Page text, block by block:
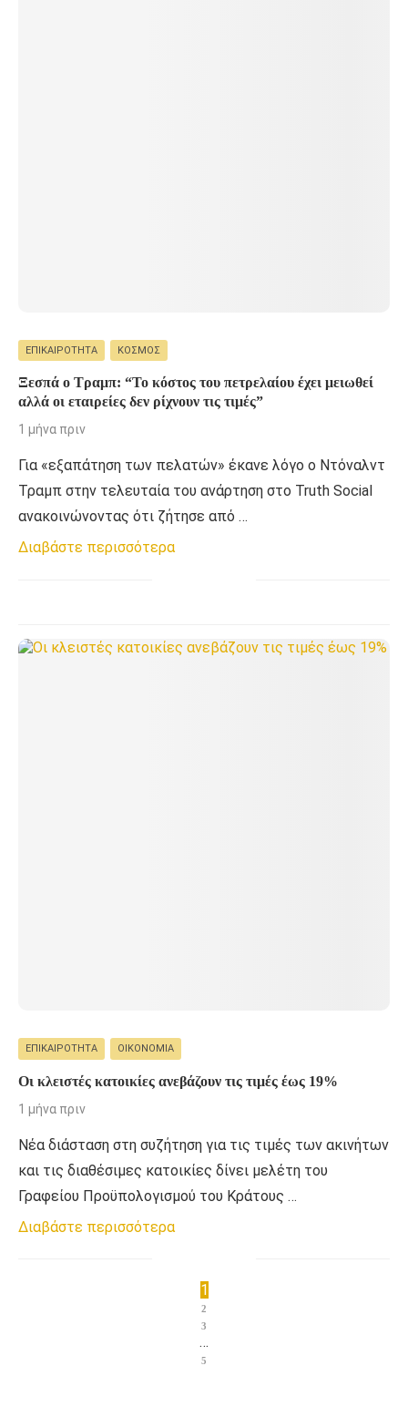
ΕΠΙΚΑΙΡΌΤΗΤΑ ΚΌΣΜΟΣ
Ξεσπά ο Τραμπ: “Το κόστος του πετρελαίου έχει μειωθεί
αλλά οι εταιρείες δεν ρίχνουν τις τιμές”
1 μήνα πριν
Για «εξαπάτηση των πελατών» έκανε λόγο ο Ντόναλντ
Τραμπ στην τελευταία του ανάρτηση στο Truth Social
ανακοινώνοντας ότι ζήτησε από …
Διαβάστε περισσότερα
ΕΠΙΚΑΙΡΌΤΗΤΑ ΟΙΚΟΝΟΜΊΑ
Οι κλειστές κατοικίες ανεβάζουν τις τιμές έως 19%
1 μήνα πριν
Νέα διάσταση στη συζήτηση για τις τιμές των ακινήτων
και τις διαθέσιμες κατοικίες δίνει μελέτη του
Γραφείου Προϋπολογισμού του Κράτους …
Διαβάστε περισσότερα
1
2
3
…
5